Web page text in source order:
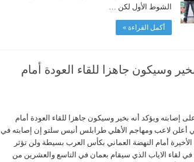
الشوط الأول لكن …
أكمل القراءة »
وسيكون جاهزا للقاء العودة أمام
إصابته ويؤكد أنه بخير وسيكون جاهزا للقاء العودة أمام
أعلن لاعب ومهاجم الأهلي طرابلس أنيس سلتو إن إصابته في
الأخيرة أمام النهضة العماني بكأس العرب بسيطة ولن تؤثر
لقاء الاياب الذي سيقام بعمان في التاسع والعشرين من